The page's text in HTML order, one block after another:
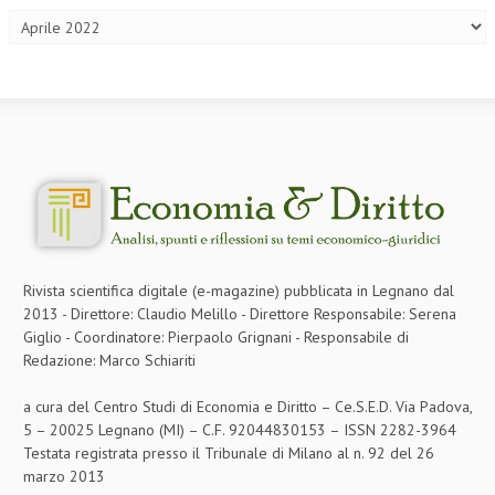
L’UMANISTA
DIRITTO DEL WEB
DIRITTO DELLE IMPRESE IN CRISI
SICUREZZA SUL LAVORO
FISCO
DIRITTO TRIBUTARIO
FISCALITÀ INTERNAZIONALE
TAX RISK MANAGEMENT
Rivista scientifica digitale (e-magazine) pubblicata in Legnano dal
2013 - Direttore: Claudio Melillo - Direttore Responsabile: Serena
Giglio - Coordinatore: Pierpaolo Grignani - Responsabile di
Redazione: Marco Schiariti
a cura del Centro Studi di Economia e Diritto – Ce.S.E.D. Via Padova,
5 – 20025 Legnano (MI) – C.F. 92044830153 – ISSN 2282-3964
Testata registrata presso il Tribunale di Milano al n. 92 del 26
marzo 2013